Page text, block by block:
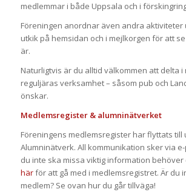
medlemmar i både Uppsala och i
Föreningen anordnar även andra aktiviteter
utkik på hemsidan och i mejlkorgen för att
är.
Naturligtvis är du alltid välkommen att delta
reguljäras verksamhet – såsom pub och
önskar.
Medlemsregister & alumninätverket
Föreningens medlemsregister har flyttats till
Alumninätverk. All kommunikation sker via
du inte ska missa viktig information behöver
härför att gå med i medlemsregistret. Är du
medlem? Se ovan hur du går tillväga!